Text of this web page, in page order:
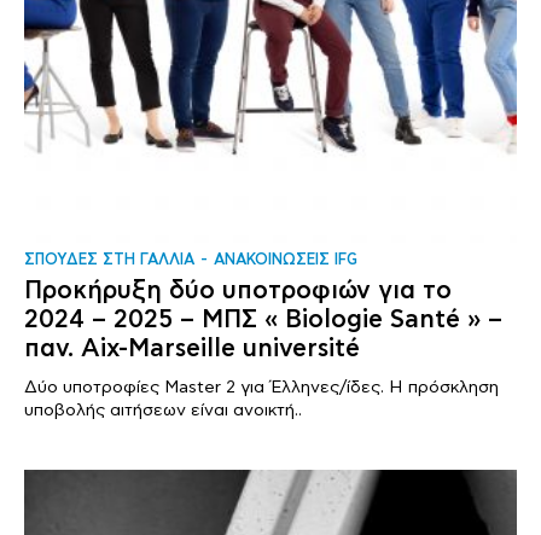
ΣΠΟΥΔΕΣ ΣΤΗ ΓΑΛΛΙΑ ΑΝΑΚΟΙΝΩΣΕΙΣ IFG
Προκήρυξη δύο υποτροφιών για το
2024 – 2025 – ΜΠΣ « Biologie Santé » –
παν. Aix-Marseille université
Δύο υποτροφίες Master 2 για Έλληνες/ίδες. Η πρόσκληση
υποβολής αιτήσεων είναι ανοικτή..